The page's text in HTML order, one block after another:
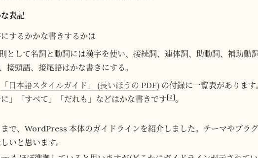
表記
するかかな書きするかは
として名詞と動詞には漢字を使い、接続詞、連体詞、助動詞、補助動
接頭語、接尾語はかな書きにする。
「日本語スタイルガイド」 (長いほうの PDF) の付録に一覧表があります
に」「すべて」「だれも」などはかな書きです[2]。
まで、WordPress 本体のガイドラインを紹介しました。テーマやプラ
いと思います。